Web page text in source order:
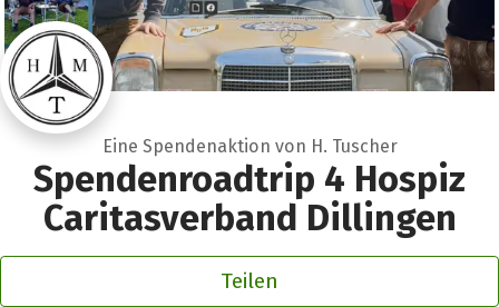
Eine Spendenaktion von H. Tuscher
Spendenroadtrip 4 Hospiz
Caritasverband Dillingen
Teilen